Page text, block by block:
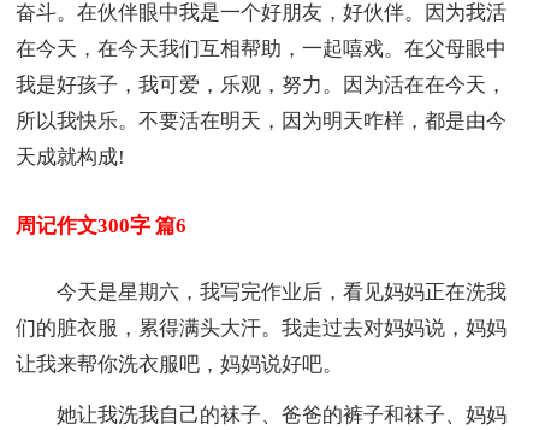
奋斗。在伙伴眼中我是一个好朋友，好伙伴。因为我活
在今天，在今天我们互相帮助，一起嘻戏。在父母眼中
我是好孩子，我可爱，乐观，努力。因为活在在今天，
所以我快乐。不要活在明天，因为明天咋样，都是由今
天成就构成!
周记作文300字 篇6
今天是星期六，我写完作业后，看见妈妈正在洗我
们的脏衣服，累得满头大汗。我走过去对妈妈说，妈妈
让我来帮你洗衣服吧，妈妈说好吧。
她让我洗我自己的袜子、爸爸的裤子和袜子、妈妈